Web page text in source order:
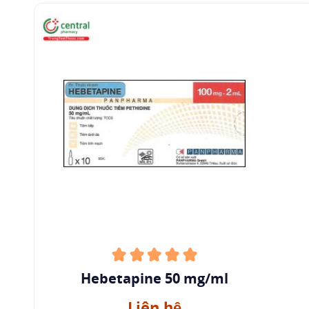
tác dụng trong thời gian ngắn hơn nên thích
hợp để làm giảm đau cấp tính, tác dụng giảm
tác dụng ngắn hơn và có tích lũy của chất
chuyển hóa độc hại thần kinh norpethidin khi
dùng thuốc lặp lại nên không thể dùng pethidin
để điều trị đau mạn tính.
Pethidin được dùng rộng rãi làm thuốc giảm đau
giảm đau thích hợp hơn đối với đau do cơn
và viêm tụy. Pethidin cũng được dùng trong
chuẩn bị mê và là thuốc phụ trợ trong gây mê,
Hebetapine 50 mg/ml